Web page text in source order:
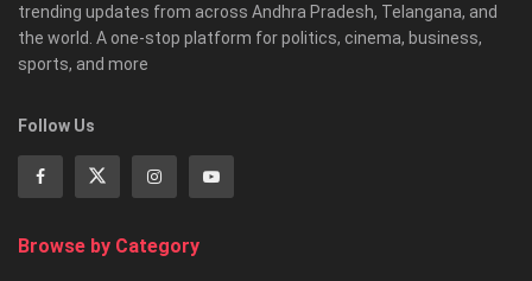
trending updates from across Andhra Pradesh, Telangana, and
the world. A one-stop platform for politics, cinema, business,
sports, and more
Follow Us
Browse by Category